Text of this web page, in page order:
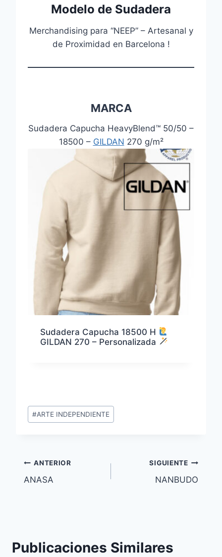
Modelo de Sudadera
Merchandising para “NEEP” – Artesanal y
de Proximidad en Barcelona !
MARCA
Sudadera Capucha HeavyBlend™ 50/50 –
18500 – GILDAN 270 g/m²
Sudadera Capucha 18500 H
GILDAN 270 – Personalizada
Etiquetas
de
#ARTE INDEPENDIENTE
Navegación
de
ANTERIOR
ANASA
SIGUIENTE
NANBUDO
Publicaciones Similares